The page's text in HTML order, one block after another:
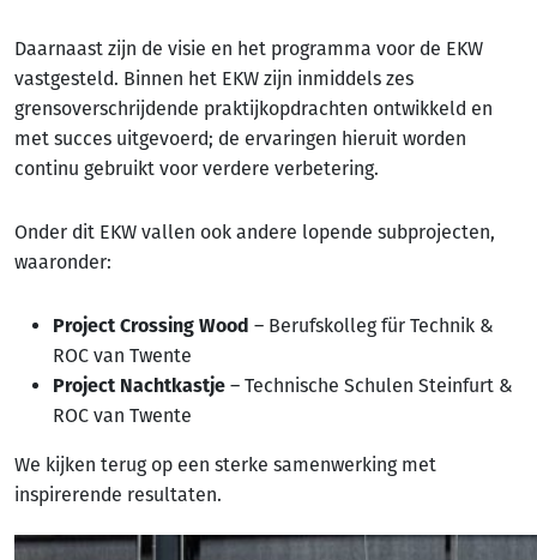
Daarnaast zijn de visie en het programma voor de EKW
vastgesteld. Binnen het EKW zijn inmiddels zes
grensoverschrijdende praktijkopdrachten ontwikkeld en
met succes uitgevoerd; de ervaringen hieruit worden
continu gebruikt voor verdere verbetering.
Onder dit EKW vallen ook andere lopende subprojecten,
waaronder:
Project Crossing Wood – Berufskolleg für Technik &
ROC van Twente
Project Nachtkastje – Technische Schulen Steinfurt &
ROC van Twente
We kijken terug op een sterke samenwerking met
inspirerende resultaten.